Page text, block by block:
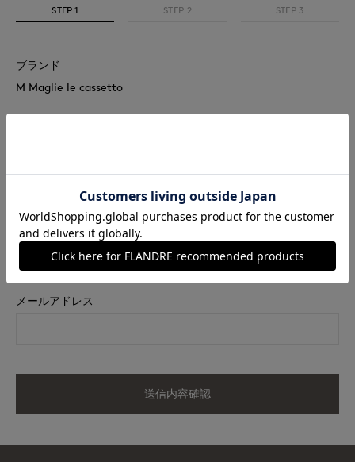
STEP 1 STEP 2 STEP 3
ブランド
M Maglie le cassetto
ネイビー
サイズ
11
メールアドレス
送信内容確認